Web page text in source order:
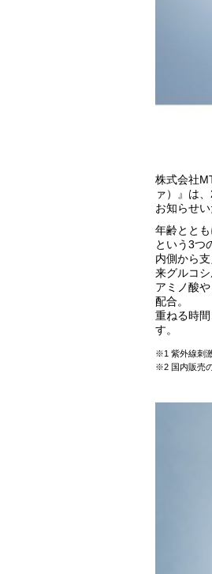
株式会社
ァ）』は
お知らせい
年齢とと
という3つ
内側から
来グルコ
アミノ酸
配合。​
重ねる時
す。
※1 紫外線刺
※2 国内販売